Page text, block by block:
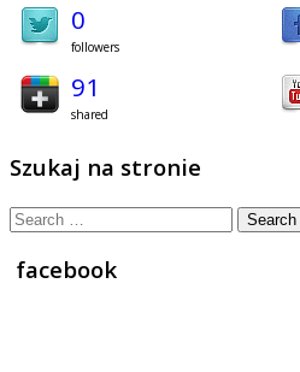
0
followers
91
shared
Szukaj na stronie
Search
facebook